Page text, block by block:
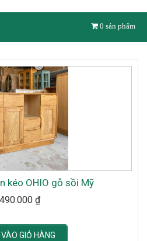
0 sản phẩm
kéo OHIO gỗ sồi Mỹ
₫
GIỎ HÀNG